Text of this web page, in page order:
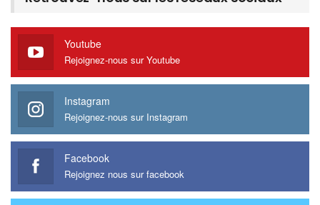
Youtube
Rejoignez-nous sur Youtube
Instagram
Rejoignez-nous sur Instagram
Facebook
Rejoignez nous sur facebook